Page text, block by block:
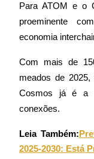
Guia para
Para ATOM e o
proeminente
economia
Com mais de
meados de
Cosmos já é a
conexões.
Leia Também:
2025-2030: Está